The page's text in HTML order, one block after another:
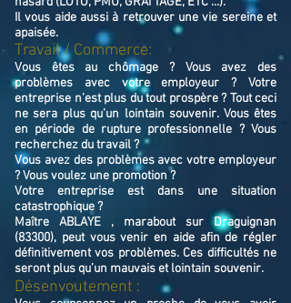
Il vous aide aussi à retrouver une vie sereine et
apaisée.
Travail / Commerce:
Vous êtes au chômage ? Vous avez des
problèmes avec votre employeur ? Votre
entreprise n’est plus du tout prospère ? Tout ceci
ne sera plus qu’un lointain souvenir. Vous êtes
en période de rupture professionnelle ? Vous
recherchez du travail ?
Vous avez des problèmes avec votre employeur
? Vous voulez une promotion ?
Votre entreprise est dans une situation
catastrophique ?
Maître ABLAYE , marabout sur Draguignan
(83300), peut vous venir en aide afin de régler
définitivement vos problèmes. Ces difficultés ne
seront plus qu’un mauvais et lointain souvenir.
Désenvoutement :